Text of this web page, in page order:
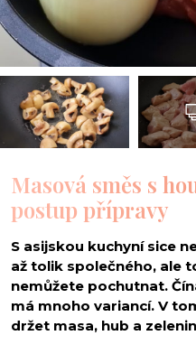
Masová směs s
postup přípravy
S asijskou kuchyní sice
až tolik společného, ale
nemůžete pochutnat.
má mnoho variancí. V
držet masa, hub a